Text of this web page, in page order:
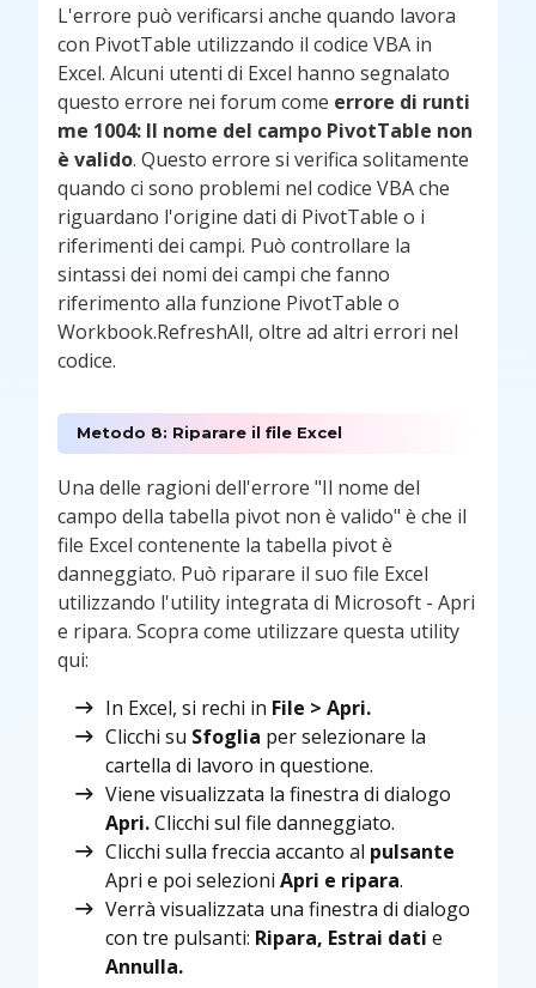
L'errore può verificarsi anche quando lavora
con PivotTable utilizzando il codice VBA in
Excel. Alcuni utenti di Excel hanno segnalato
questo errore nei forum come errore di runti
me 1004: Il nome del campo PivotTable non
è valido. Questo errore si verifica solitamente
quando ci sono problemi nel codice VBA che
riguardano l'origine dati di PivotTable o i
riferimenti dei campi. Può controllare la
sintassi dei nomi dei campi che fanno
riferimento alla funzione PivotTable o
Workbook.RefreshAll, oltre ad altri errori nel
codice.
Metodo 8: Riparare il file Excel
Una delle ragioni dell'errore "Il nome del
campo della tabella pivot non è valido" è che il
file Excel contenente la tabella pivot è
danneggiato. Può riparare il suo file Excel
utilizzando l'utility integrata di Microsoft - Apri
e ripara. Scopra come utilizzare questa utility
qui:
In Excel, si rechi in File > Apri.
Clicchi su Sfoglia per selezionare la
cartella di lavoro in questione.
Viene visualizzata la finestra di dialogo
Apri.Clicchi sul file danneggiato.
Clicchi sulla freccia accanto al pulsante
Apri e poi selezioni Apri e ripara.
Verrà visualizzata una finestra di dialogo
con tre pulsanti: Ripara, Estrai dati e
Annulla.